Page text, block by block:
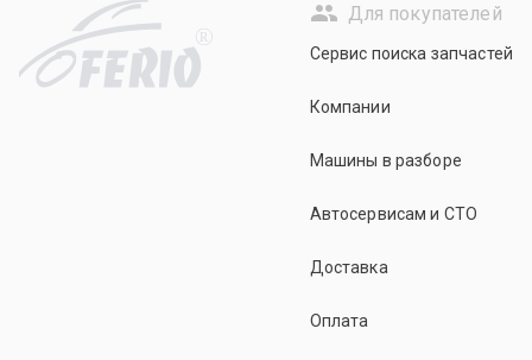
R
Для покупателей
Сервис поиска запчастей
Компании
Машины в разборе
Автосервисам и СТО
Доставка
Оплата